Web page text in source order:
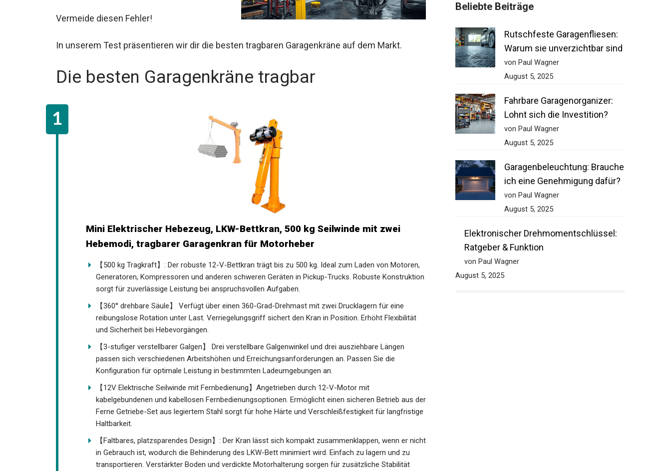
Vermeide diesen Fehler!
In unserem Test präsentieren wir dir die besten tragbaren Garagenkräne auf dem Markt.
Die besten Garagenkräne tragbar
Mini Elektrischer Hebezeug, LKW-Bettkran, 500 kg Seilwinde mit zwei
Hebemodi, tragbarer Garagenkran für Motorheber
【500 kg Tragkraft】: Der robuste 12-V-Bettkran trägt bis zu 500 kg. Ideal zum Laden von Motoren,
Generatoren, Kompressoren und anderen schweren Geräten in Pickup-Trucks. Robuste Konstruktion
sorgt für zuverlässige Leistung bei anspruchsvollen Aufgaben.
【360° drehbare Säule】 Verfügt über einen 360-Grad-Drehmast mit zwei Drucklagern für eine
reibungslose Rotation unter Last. Verriegelungsgriff sichert den Kran in Position. Erhöht Flexibilität
und Sicherheit bei Hebevorgängen.
【3-stufiger verstellbarer Galgen】 Drei verstellbare Galgenwinkel und drei ausziehbare Längen
passen sich verschiedenen Arbeitshöhen und Erreichungsanforderungen an. Passen Sie die
Konfiguration für optimale Leistung in bestimmten Ladeumgebungen an.
【12V Elektrische Seilwinde mit Fernbedienung】Angetrieben durch 12-V-Motor mit
kabelgebundenen und kabellosen Fernbedienungsoptionen. Ermöglicht einen sicheren Betrieb aus der
Ferne Getriebe-Set aus legiertem Stahl sorgt für hohe Härte und Verschleißfestigkeit für langfristige
Haltbarkeit.
【Faltbares, platzsparendes Design】: Der Kran lässt sich kompakt zusammenklappen, wenn er nicht
in Gebrauch ist, wodurch die Behinderung des LKW-Bett minimiert wird. Einfach zu lagern und zu
transportieren. Verstärkter Boden und verdickte Motorhalterung sorgen für zusätzliche Stabilität
Beliebte Beiträge
Rutschfeste Garagenfliesen:
Warum sie unverzichtbar sind
von Paul Wagner
August 5, 2025
Fahrbare Garagenorganizer:
Lohnt sich die Investition?
von Paul Wagner
August 5, 2025
Garagenbeleuchtung: Brauche
ich eine Genehmigung dafür?
von Paul Wagner
August 5, 2025
Elektronischer Drehmomentschlüssel:
Ratgeber & Funktion
von Paul Wagner
August 5, 2025